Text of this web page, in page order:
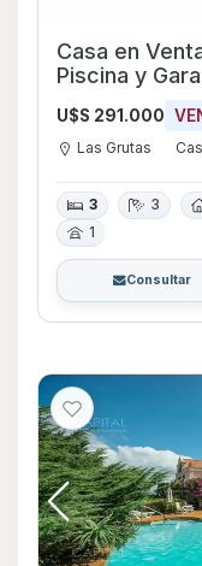
Casa en
Piscina y
Maldonado
U$S 291.000
Las Grutas
3 3
1
Consultar